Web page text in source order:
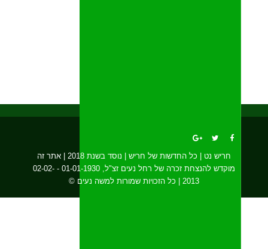
חריש נט | כל החדשות של חריש | נוסד בשנת 2018 | אתר זה
מוקדש להנצחת זכרה של רחל נעים זצ"ל, 01-01-1930 - 02-02-